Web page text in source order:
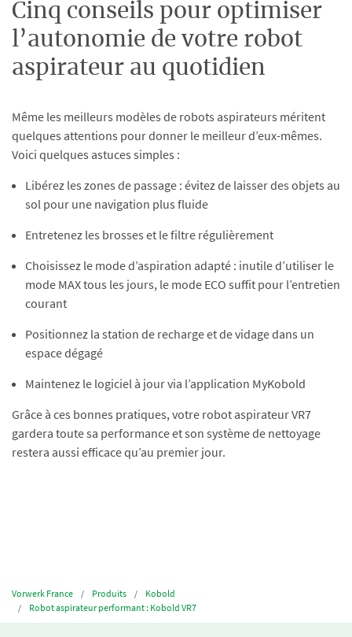
Cinq conseils pour optimiser
l’autonomie de votre robot
aspirateur au quotidien
Même les meilleurs modèles de robots aspirateurs méritent
quelques attentions pour donner le meilleur d’eux-mêmes.
Voici quelques astuces simples :
Libérez les zones de passage : évitez de laisser des objets au
sol pour une navigation plus fluide
Entretenez les brosses et le filtre régulièrement
Choisissez le mode d’aspiration adapté : inutile d’utiliser le
mode MAX tous les jours, le mode ECO suffit pour l’entretien
courant
Positionnez la station de recharge et de vidage dans un
espace dégagé
Maintenez le logiciel à jour via l’application MyKobold
Grâce à ces bonnes pratiques, votre robot aspirateur VR7
gardera toute sa performance et son système de nettoyage
restera aussi efficace qu’au premier jour.
Vorwerk France Produits
Kobold
Robot aspirateur performant : Kobold VR7